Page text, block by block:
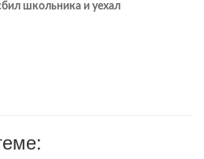
школьника и уехал